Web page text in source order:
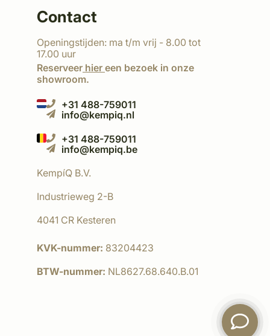
Contact
Openingstijden: ma t/m vrij - 8.00 tot
17.00 uur
Reserveer hier een bezoek in onze
showroom.
+31 488-759011
info@kempiq.nl
+31 488-759011
info@kempiq.be
KempíQ B.V.
Industrieweg 2-B
4041 CR Kesteren
KVK-nummer: 83204423
BTW-nummer: NL8627.68.640.B.01